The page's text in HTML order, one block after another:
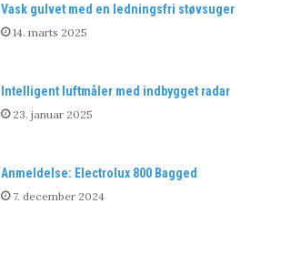
Vask gulvet med en ledningsfri støvsuger
14. marts 2025
Intelligent luftmåler med indbygget radar
23. januar 2025
Anmeldelse: Electrolux 800 Bagged
7. december 2024